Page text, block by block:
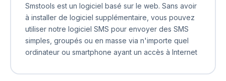
Smstools est un logiciel basé sur le web. Sans avoir
à installer de logiciel supplémentaire, vous pouvez
utiliser notre logiciel SMS pour envoyer des SMS
simples, groupés ou en masse via n'importe quel
ordinateur ou smartphone ayant un accès à Internet